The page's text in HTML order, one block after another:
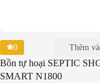
0 Thêm
Bồn tự hoại SEPTIC
SMART N1800